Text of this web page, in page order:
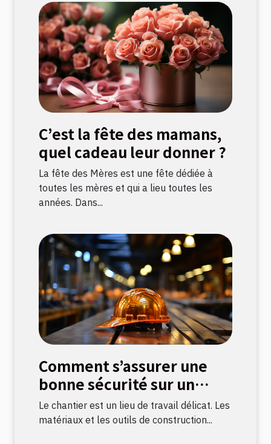
C’est la fête des mamans,
quel cadeau leur donner ?
La fête des Mères est une fête dédiée à
toutes les mères et qui a lieu toutes les
années. Dans...
Comment s’assurer une
bonne sécurité sur un
chantier ?
Le chantier est un lieu de travail délicat. Les
matériaux et les outils de construction...